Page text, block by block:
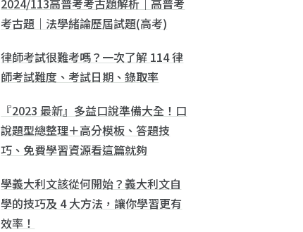
考古題｜法學緒論歷屆試題(高考)
律師考試很難考嗎？一次了解 114 律
師考試難度、考試日期、錄取率
『2023 最新』多益口說準備大全！口
說題型總整理＋高分模板、答題技
巧、免費學習資源看這篇就夠
學義大利文該從何開始？義大利文自
學的技巧及 4 大方法，讓你學習更有
效率！